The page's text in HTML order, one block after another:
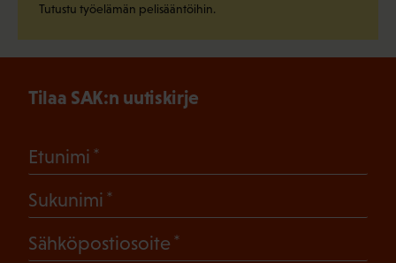
Tutustu työelämän pelisääntöihin.
Tilaa SAK:n uutiskirje
Etunimi
Sukunimi
Sähköpostiosoite